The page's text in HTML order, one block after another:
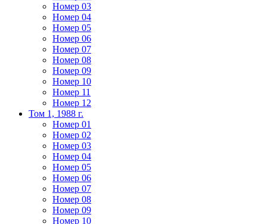
Номер 03
Номер 04
Номер 05
Номер 06
Номер 07
Номер 08
Номер 09
Номер 10
Номер 11
Номер 12
Том 1, 1988 г.
Номер 01
Номер 02
Номер 03
Номер 04
Номер 05
Номер 06
Номер 07
Номер 08
Номер 09
Номер 10